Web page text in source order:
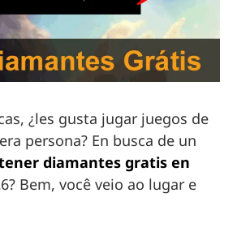
¿les gusta jugar juegos de
persona? En busca de un
diamantes gratis en
Bem, você veio ao lugar e